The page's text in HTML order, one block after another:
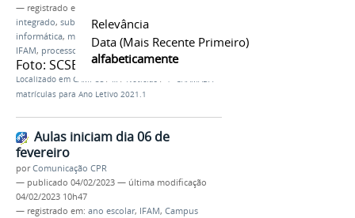
Relevância
Data (mais Recente Primeiro)
alfabeticamente
— registrado em:
integrado, subsequente,administração
informática, meio ambiente , campus Parintins
IFAM, processo seletivo 2021
Foto: SCSE Ano: 2019
Localizado em CAMPUS / … / Notícias /
4ª CHAMADA -
matrículas para Ano Letivo 2021.1
Aulas iniciam dia 06 de
fevereiro
porComunicação CPR
— publicado 04/02/2023 — última modificação
04/02/2023 10h47
— registrado em: ano escolar, IFAM, Campus